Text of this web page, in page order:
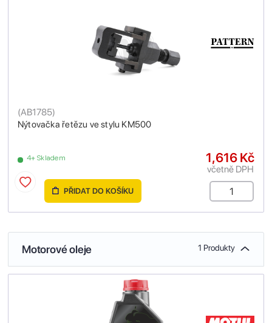
Nýtovačka řetězu ve stylu KM500
(AB1785)
4+ Skladem 1,616 Kč
včetně DPH
PŘIDAT DO KOŠÍKU
Motorové oleje 1 Produkty